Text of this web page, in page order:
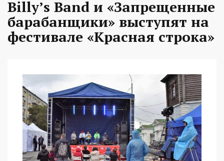
Billy’s Band и «Запрещенные
барабанщики» выступят на
фестивале «Красная строка»